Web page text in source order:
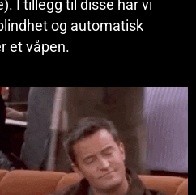
I tillegg til disse har vi
og automatisk
et våpen.